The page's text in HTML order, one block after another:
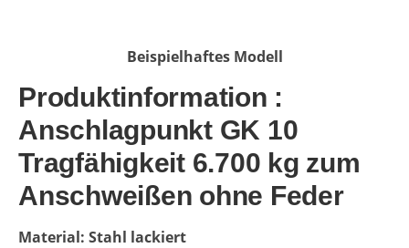
Beispielhaftes Modell
Produktinformation :
Anschlagpunkt GK 10
Tragfähigkeit 6.700 kg zum
Anschweißen ohne Feder
Material: Stahl lackiert